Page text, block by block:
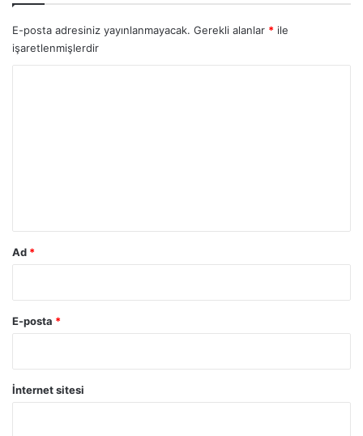
E-posta adresiniz yayınlanmayacak. Gerekli alanlar * ile
işaretlenmişlerdir
Ad *
E-posta *
İnternet sitesi